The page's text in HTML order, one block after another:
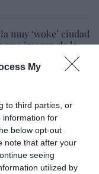
My
to third parties, or
information for
below opt-out
note that after your
seeing
utilized by
muy ‘woke’ ciudad
una imagen de la
la
de
un trabajo